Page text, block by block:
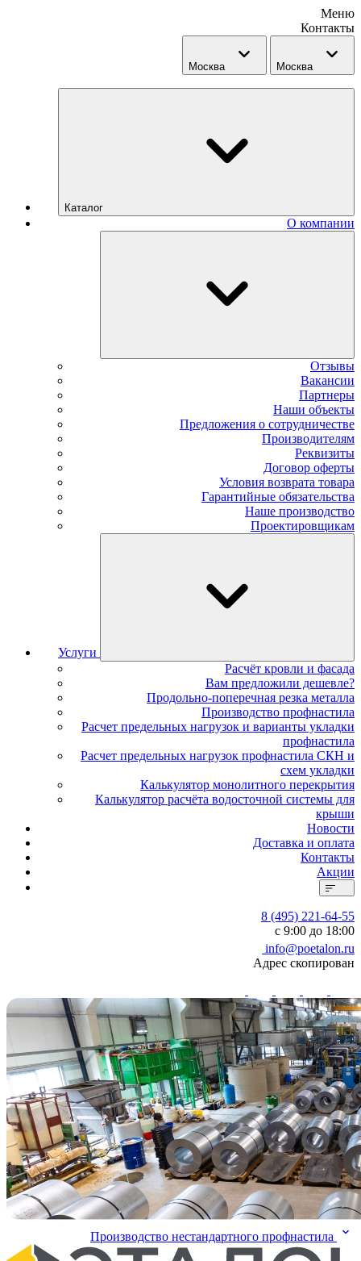
Меню
Контакты
Москва Москва
Каталог
О компании
Отзывы
Вакансии
Партнеры
Наши объекты
Предложения о сотрудничестве
Производителям
Реквизиты
Договор оферты
Условия возврата товара
Гарантийные обязательства
Наше производство
Проектировщикам
Услуги
Расчёт кровли и фасада
Вам предложили дешевле?
Продольно-поперечная резка металла
Производство профнастила
Расчет предельных нагрузок и варианты укладки
профнастила
Расчет предельных нагрузок профнастила СКН и
схем укладки
Калькулятор монолитного перекрытия
Калькулятор расчёта водосточной системы для
крыши
Новости
Доставка и оплата
Контакты
Акции
8 (495) 221-64-55
с 9:00 до 18:00
info@poetalon.ru
Адрес скопирован
Производство нестандартного профнастила